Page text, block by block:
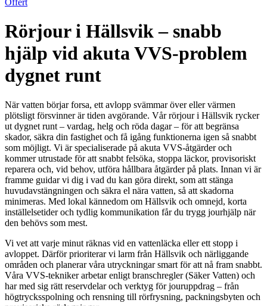
Offert
Rörjour i Hällsvik – snabb
hjälp vid akuta VVS-problem
dygnet runt
När vatten börjar forsa, ett avlopp svämmar över eller värmen
plötsligt försvinner är tiden avgörande. Vår rörjour i Hällsvik rycker
ut dygnet runt – vardag, helg och röda dagar – för att begränsa
skador, säkra din fastighet och få igång funktionerna igen så snabbt
som möjligt. Vi är specialiserade på akuta VVS-åtgärder och
kommer utrustade för att snabbt felsöka, stoppa läckor, provisoriskt
reparera och, vid behov, utföra hållbara åtgärder på plats. Innan vi är
framme guidar vi dig i vad du kan göra direkt, som att stänga
huvudavstängningen och säkra el nära vatten, så att skadorna
minimeras. Med lokal kännedom om Hällsvik och omnejd, korta
inställelsetider och tydlig kommunikation får du trygg jourhjälp när
den behövs som mest.
Vi vet att varje minut räknas vid en vattenläcka eller ett stopp i
avloppet. Därför prioriterar vi larm från Hällsvik och närliggande
områden och planerar våra utryckningar smart för att nå fram snabbt.
Våra VVS-tekniker arbetar enligt branschregler (Säker Vatten) och
har med sig rätt reservdelar och verktyg för jouruppdrag – från
högtrycksspolning och rensning till rörfrysning, packningsbyten och